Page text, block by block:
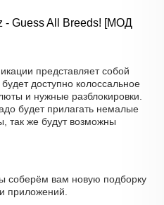
- Guess All Breeds! [МОД
представляет собой
доступно колоссальное
и нужные разблокировки.
будет прилагать немалые
так же будут возможны
соберём вам новую подборку
приложений.